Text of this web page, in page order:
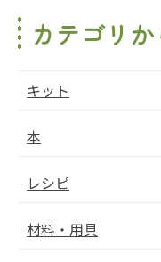
カテゴリ
キット
本
レシピ
材料・用具